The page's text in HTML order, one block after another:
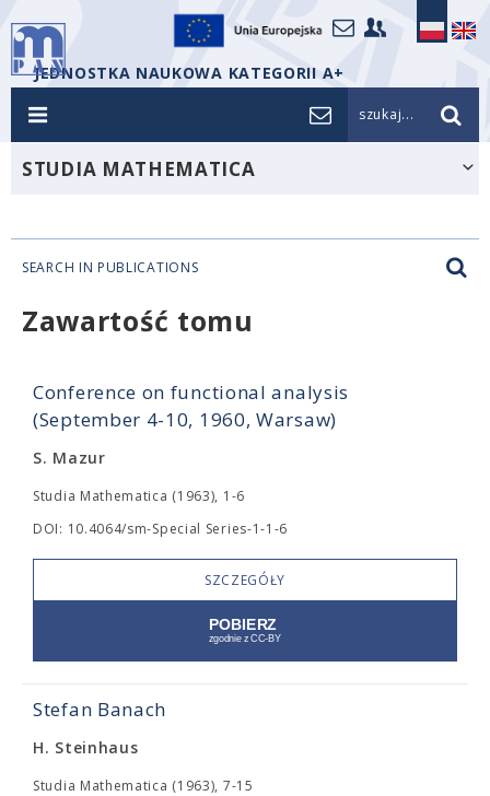
JEDNOSTKA NAUKOWA KATEGORII A+
szukaj...
STUDIA MATHEMATICA
SEARCH IN PUBLICATIONS
Zawartość tomu
Conference on functional analysis
(September 4-10, 1960, Warsaw)
S. Mazur
Studia Mathematica (1963), 1-6
DOI: 10.4064/sm-Special Series-1-1-6
SZCZEGÓŁY
Stefan Banach
H. Steinhaus
Studia Mathematica (1963), 7-15